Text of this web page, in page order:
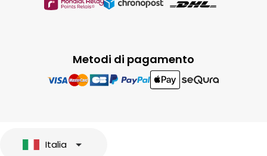
Metodi di pagamento
Italia